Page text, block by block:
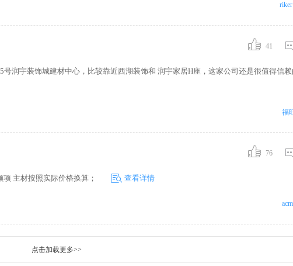
41
宇装饰城建材中心，比较靠近西湖装饰和 润宇家居H座，这家公司还是很值得信赖
福
76
主材按照实际价格换算； 查看详情
点击加载更多>>